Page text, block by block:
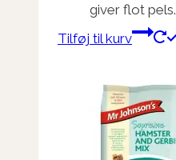
giver flot pels.
Tilføj til kurv